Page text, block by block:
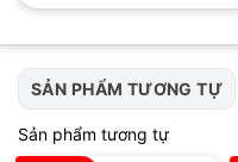
SẢN PHẨM TƯƠNG TỰ
Sản phẩm tương tự